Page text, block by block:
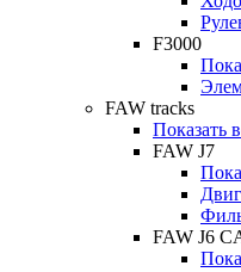
F3000
FAW tracks
Показать
FAW J7
FAW J6